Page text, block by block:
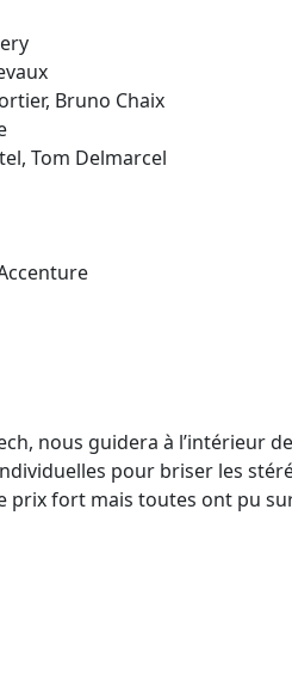
Bruno Chaix
Tom Delmarcel
nous guidera à l’intérieur
pour briser les
prix fort mais toutes ont pu